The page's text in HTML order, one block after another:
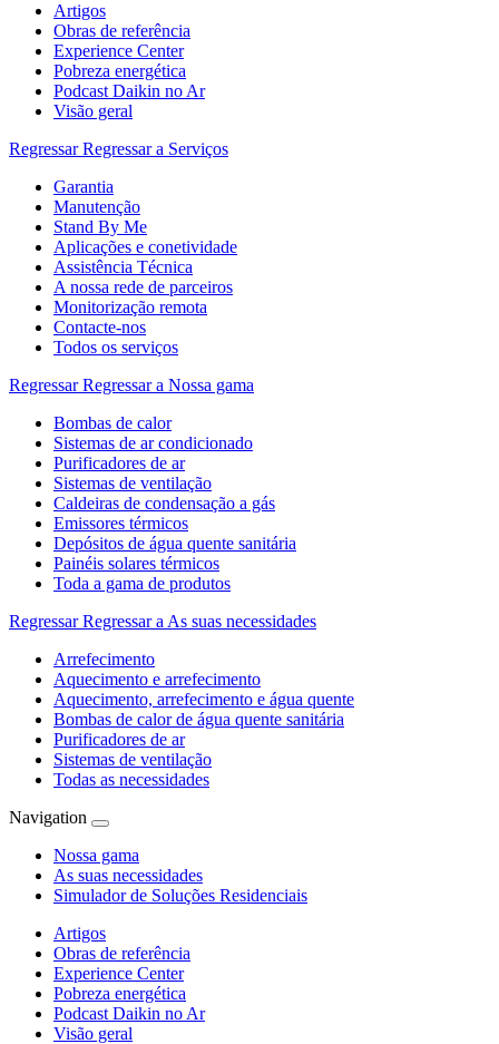
Artigos
Obras de referência
Experience Center
Pobreza energética
Podcast Daikin no Ar
Visão geral
Regressar Regressar a Serviços
Garantia
Manutenção
Stand By Me
Aplicações e conetividade
Assistência Técnica
A nossa rede de parceiros
Monitorização remota
Contacte-nos
Todos os serviços
Regressar Regressar a Nossa gama
Bombas de calor
Sistemas de ar condicionado
Purificadores de ar
Sistemas de ventilação
Caldeiras de condensação a gás
Emissores térmicos
Depósitos de água quente sanitária
Painéis solares térmicos
Toda a gama de produtos
Regressar Regressar a As suas necessidades
Arrefecimento
Aquecimento e arrefecimento
Aquecimento, arrefecimento e água quente
Bombas de calor de água quente sanitária
Purificadores de ar
Sistemas de ventilação
Todas as necessidades
Navigation
Nossa gama
As suas necessidades
Simulador de Soluções Residenciais
Artigos
Obras de referência
Experience Center
Pobreza energética
Podcast Daikin no Ar
Visão geral